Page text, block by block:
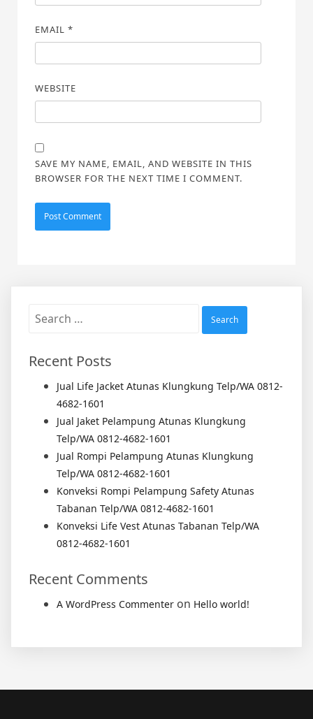
EMAIL *
WEBSITE
SAVE MY NAME, EMAIL, AND WEBSITE IN THIS
BROWSER FOR THE NEXT TIME I COMMENT.
Search
Recent Posts
Jual Life Jacket Atunas Klungkung Telp/WA 0812-
4682-1601
Jual Jaket Pelampung Atunas Klungkung
Telp/WA 0812-4682-1601
Jual Rompi Pelampung Atunas Klungkung
Telp/WA 0812-4682-1601
Konveksi Rompi Pelampung Safety Atunas
Tabanan Telp/WA 0812-4682-1601
Konveksi Life Vest Atunas Tabanan Telp/WA
0812-4682-1601
Recent Comments
A WordPress Commenter on Hello world!